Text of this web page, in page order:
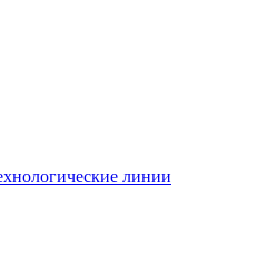
линии